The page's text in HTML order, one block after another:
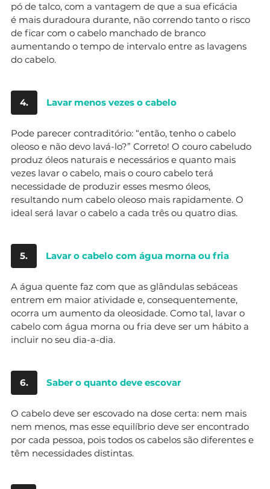
pó de talco, com a vantagem de que a sua eficácia
é mais duradoura durante, não correndo tanto o risco
de ficar com o cabelo manchado de branco
aumentando o tempo de intervalo entre as lavagens
do cabelo.
4. Lavar menos vezes o cabelo
Pode parecer contraditório: “então, tenho o cabelo
oleoso e não devo lavá-lo?” Correto! O couro cabeludo
produz óleos naturais e necessários e quanto mais
vezes lavar o cabelo, mais o couro cabelo terá
necessidade de produzir esses mesmo óleos,
resultando num cabelo oleoso mais rapidamente. O
ideal será lavar o cabelo a cada três ou quatro dias.
5. Lavar o cabelo com água morna ou fria
A água quente faz com que as glândulas sebáceas
entrem em maior atividade e, consequentemente,
ocorra um aumento da oleosidade. Como tal, lavar o
cabelo com água morna ou fria deve ser um hábito a
incluir no seu dia-a-dia.
6. Saber o quanto deve escovar
O cabelo deve ser escovado na dose certa: nem mais
nem menos, mas esse equilíbrio deve ser encontrado
por cada pessoa, pois todos os cabelos são diferentes e
têm necessidades distintas.